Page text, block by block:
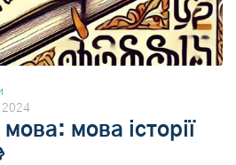
2024
мова історії